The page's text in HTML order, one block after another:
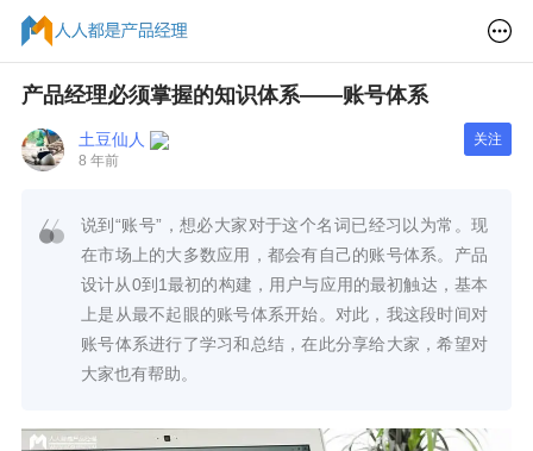
产品经理必须掌握的知识体系——账号体系
土豆仙人
8 年前
关注
说到“账号”，想必大家对于这个名词已经习以为常。现
在市场上的大多数应用，都会有自己的账号体系。产品
设计从0到1最初的构建，用户与应用的最初触达，基本
上是从最不起眼的账号体系开始。对此，我这段时间对
账号体系进行了学习和总结，在此分享给大家，希望对
大家也有帮助。